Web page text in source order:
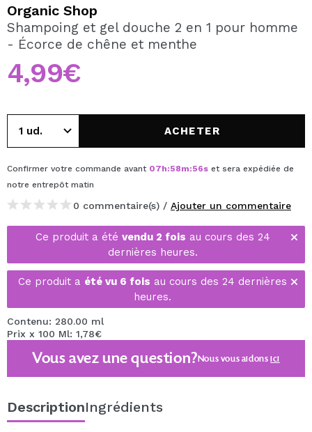
En créant un compte sur Maquibeauty.fr vous pourrez
effectuer vos achats rapidement, vérifier l'état de vos
Organic Shop
Shampoing et gel douche 2 en 1 pour homme
- Écorce de chêne et menthe
4,99€
ACHETER
Confirmer votre commande avant 07h:58m:56s et sera expédiée de
notre entrepôt matin
0 commentaire(s) / Ajouter un commentaire
Ce produit a été vendu 2 fois au cours des 24
dernières heures.
Ce produit a été vu 6 fois au cours des 24 dernières
heures.
Contenu: 280.00 ml
Prix x 100 Ml: 1,78€
Vous avez une question?Nous vous aidonsici
DescriptionIngrédients